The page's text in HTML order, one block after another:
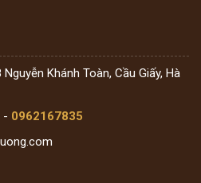
Khánh Toàn, Cầu Giấy, Hà
- 0962167835